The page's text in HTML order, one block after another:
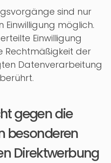
sind nur
Einwilligung möglich.
Einwilligung
Rechtmäßigkeit der
Datenverarbeitung
gegen die
besonderen
Direktwerbung